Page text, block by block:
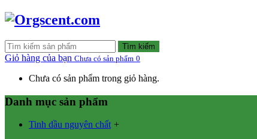
Tìm kiếm
Giỏ hàng của bạn Chưa có sản phẩm 0
Chưa có sản phẩm trong giỏ hàng.
Danh mục sản phẩm
Tinh dầu nguyên chất +